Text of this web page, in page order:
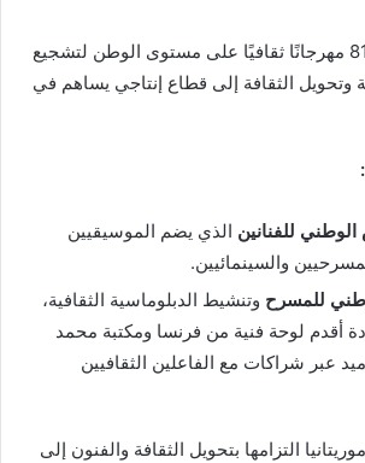
تنظيم أكثر من 81 مهرجانًا ثقافيًا على مستوى الوطن لتشجيع
وتحويل الثقافة إلى قطاع إنتاجي يساهم في
للفنانين الذي يضم الموسيقيين
والسينمائيين.
للمسرح وتنشيط الدبلوماسية الثقافية،
أقدم لوحة فنية من فرنسا ومكتبة محمد
عبر شراكات مع الفاعلين الثقافيين
التزامها بتحويل الثقافة والفنون إلى